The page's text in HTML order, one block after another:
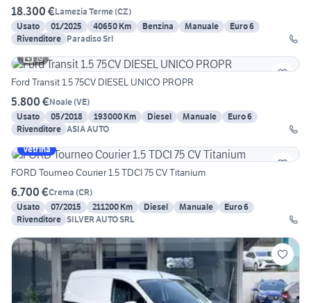
18.300 €Lamezia Terme(CZ)
Usato
01/2025 40650 Km Benzina Manuale
Euro 6
Rivenditore Paradiso Srl
19
Ford Transit 1.5 75CV DIESEL UNICO PROPR
5.800 €Noale(VE)
Usato
05/2018 193000 Km Diesel Manuale
Euro 6
Rivenditore ASIA AUTO
Vetrina
FORD Tourneo Courier 1.5 TDCI 75 CV Titanium
6.700 €Crema (CR)
Usato
07/2015 211200 Km Diesel Manuale
Euro 6
Rivenditore SILVER AUTO SRL